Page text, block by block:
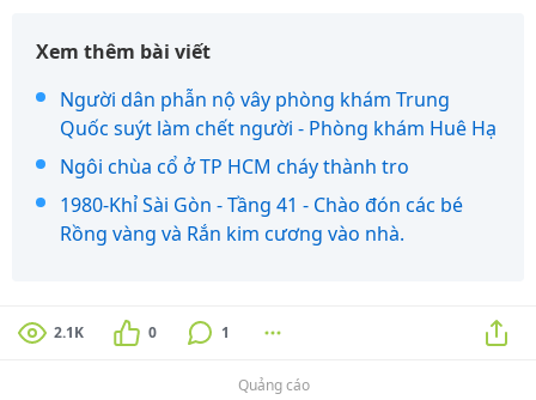
Xem thêm bài viết
Người dân phẫn nộ vây phòng khám Trung
Quốc suýt làm chết người - Phòng khám Huê Hạ
Ngôi chùa cổ ở TP HCM cháy thành tro
1980-Khỉ Sài Gòn - Tầng 41 - Chào đón các bé
Rồng vàng và Rắn kim cương vào nhà.
2.1K 0 1
Quảng cáo